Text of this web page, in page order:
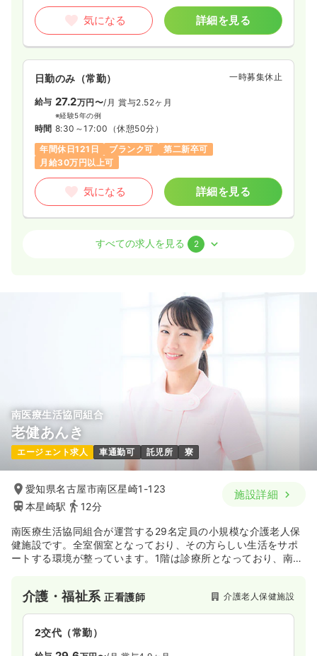
日勤のみ（常勤） 一時募集休止
給与
お問い合わせください
時間 8:30～17:00
気になる
日勤のみ（パート）
給与 時給1,500〜1,600円
時間
8:30～17:00（休憩45分）
気になる 詳細を見る
担当業務未経験可
月給23万円以上可
詳細を見る
透析正看護師 一般病院
日勤のみ（常勤）
給与 24.1万円〜/月 賞与4ヶ月
※経験3年の例
日曜休み
オンコールあり 月給27万円以上可
気になる
気になる 詳細を見る
日勤のみ（常勤） 一時募集休止
給与 27.2万円〜/月 賞与2.52ヶ月
※経験5年の例
時間 8:30～17:00 （休憩50分）
年間休日121日
ブランク可
第二新卒可
月給30万円以上可
気になる 詳細を見る
（休憩50分）
月給29万円以上可
詳細を見る
日勤のみ（パート） 一時募集休止
給与 時給1,580円〜
時間 8:30～17:00（休憩50分）
時給1,500円以上可
気になる 詳細を見る
すべての求人を見る 2
南医療生活協同組合
老健あんき
エージェント求人 車通勤可 託児所 寮
愛知県名古屋市南区星崎1-123
本星崎駅
12分
施設詳細
南医療生活協同組合が運営する29名定員の小規模な介護老人保
健施設です。全室個室となっており、その方らしい生活をサポ
ートする環境が整っています。1階は診療所となっており、南生
介護・福祉系正看護師 介護老人保健施設
2交代（常勤）